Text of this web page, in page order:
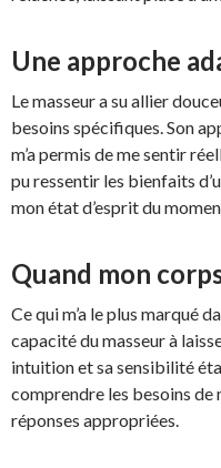
Une approche
Le masseur a su allier
besoins spécifiques. Son
m’a permis de me sentir
pu ressentir les bienfaits
mon état d’esprit du
Quand mon
Ce qui m’a le plus marqué
capacité du masseur à
intuition et sa sensibilité
comprendre les besoins
réponses appropriées.